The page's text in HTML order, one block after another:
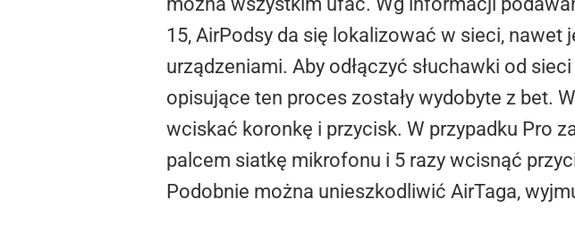
15, AirPodsy da się lokalizować w sieci,
urządzeniami. Aby odłączyć słuchawki od
opisujące ten proces zostały wydobyte z bet.
wciskać koronkę i przycisk. W przypadku Pro
palcem siatkę mikrofonu i 5 razy wcisnąć
Podobnie można unieszkodliwić AirTaga,